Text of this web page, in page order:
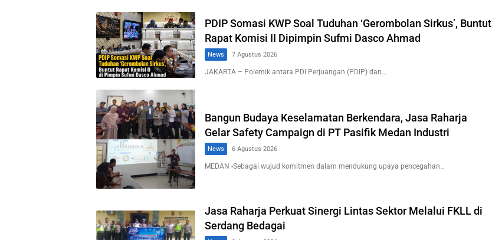
PDIP Somasi KWP Soal Tuduhan ‘Gerombolan Sirkus’, Buntut
Rapat Komisi II Dipimpin Sufmi Dasco Ahmad
News 7 Agustus 2026
JAKARTA – Polemik antara PDI Perjuangan (PDIP) dan…
Bangun Budaya Keselamatan Berkendara, Jasa Raharja
Gelar Safety Campaign di PT Pasifik Medan Industri
News 6 Agustus 2026
MEDAN -Sebagai wujud komitmen dalam mendukung upaya pencegahan…
Jasa Raharja Perkuat Sinergi Lintas Sektor Melalui FKLL di
Serdang Bedagai